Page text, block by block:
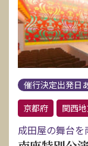
催行決定出発日
京都府
関西
成田屋の舞台を